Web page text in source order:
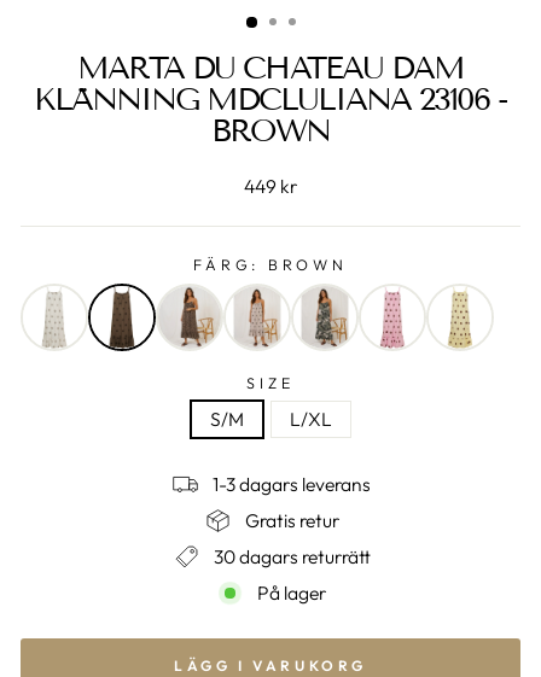
MARTA DU CHATEAU DAM
KLÄNNING MDCLULIANA 23106 -
BROWN
449 kr
FÄRG: BROWN
SIZE
S/M L/XL
1-3 dagars leverans
Gratis retur
30 dagars returrätt
På lager
LÄGG I VARUKORG